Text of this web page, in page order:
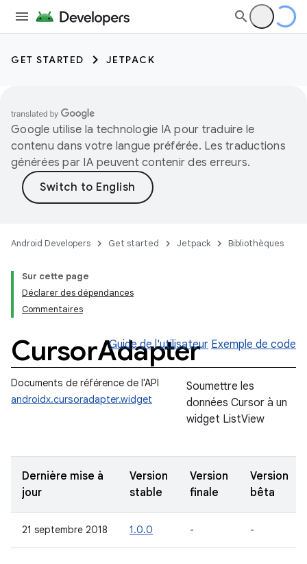
GET STARTED JETPACK
Google utilise la technologie IA pour traduire le
contenu dans votre langue préférée. Les traductions
générées par IA peuvent contenir des erreurs.
Android Developers Get started Jetpack Bibliothèques
Sur cette page
Déclarer des dépendances
Commentaires
CursorAdapter
Guide de l'utilisateur Exemple de code
Documents de référence de l'API
androidx.cursoradapter.widget
Soumettre les
données Cursor à un
widget ListView
Dernière mise à
jour
Version
stable
Version
finale
Version
bêta
21 septembre 2018 1.0.0 - -